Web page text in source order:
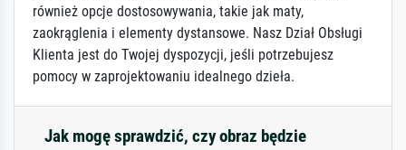
również opcje dostosowywania, takie jak maty,
zaokrąglenia i elementy dystansowe. Nasz Dział Obsługi
Klienta jest do Twojej dyspozycji, jeśli potrzebujesz
pomocy w zaprojektowaniu idealnego dzieła.
Jak mogę sprawdzić, czy obraz będzie